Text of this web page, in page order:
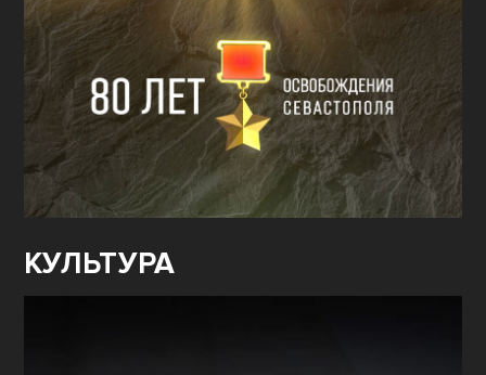
КУЛЬТУРА